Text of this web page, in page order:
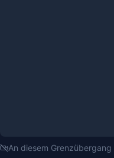
An diesem